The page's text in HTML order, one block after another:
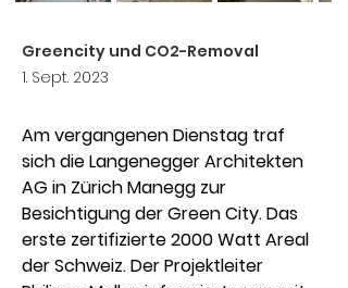
Greencity und CO2-Removal
1. Sept. 2023
Am vergangenen Dienstag traf
sich die Langenegger Architekten
AG in Zürich Manegg zur
Besichtigung der Green City. Das
erste zertifizierte 2000 Watt Areal
der Schweiz. Der Projektleiter